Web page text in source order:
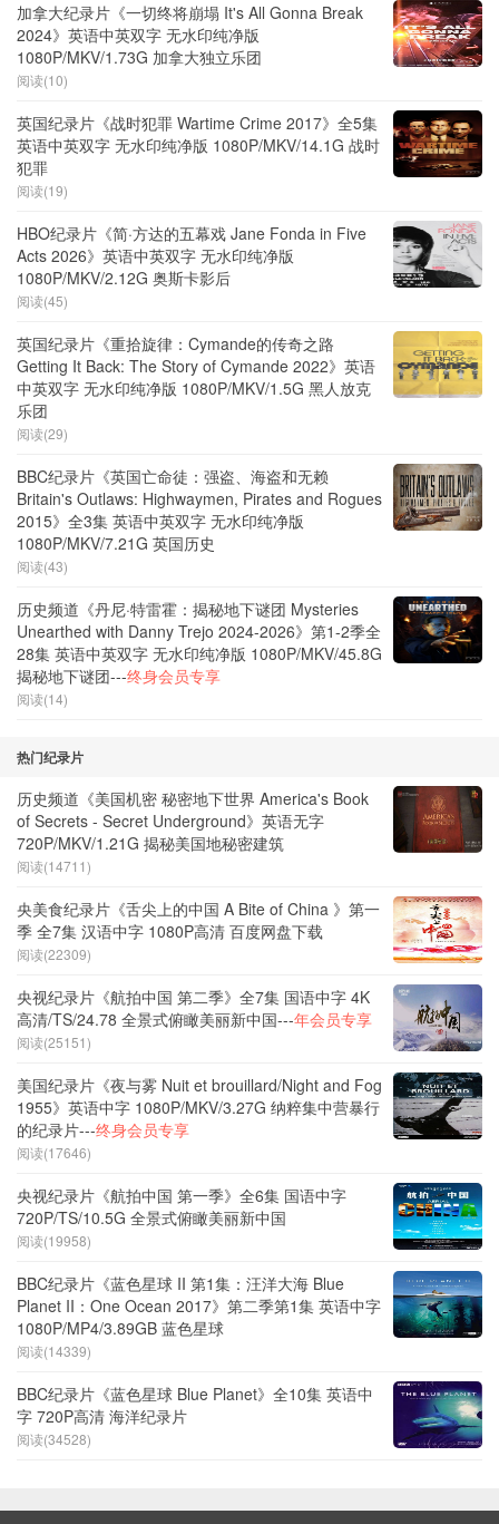
加拿大纪录片《一切终将崩塌 It's All Gonna Break
2024》英语中英双字 无水印纯净版
1080P/MKV/1.73G 加拿大独立乐团
阅读(10)
英国纪录片《战时犯罪 Wartime Crime 2017》全5集
英语中英双字 无水印纯净版 1080P/MKV/14.1G 战时
犯罪
阅读(19)
HBO纪录片《简·方达的五幕戏 Jane Fonda in Five
Acts 2026》英语中英双字 无水印纯净版
1080P/MKV/2.12G 奥斯卡影后
阅读(45)
英国纪录片《重拾旋律：Cymande的传奇之路
Getting It Back: The Story of Cymande 2022》英语
中英双字 无水印纯净版 1080P/MKV/1.5G 黑人放克
乐团
阅读(29)
BBC纪录片《英国亡命徒：强盗、海盗和无赖
Britain's Outlaws: Highwaymen, Pirates and Rogues
2015》全3集 英语中英双字 无水印纯净版
1080P/MKV/7.21G 英国历史
阅读(43)
历史频道《丹尼·特雷霍：揭秘地下谜团 Mysteries
Unearthed with Danny Trejo 2024-2026》第1-2季全
28集 英语中英双字 无水印纯净版 1080P/MKV/45.8G
揭秘地下谜团---终身会员专享
阅读(14)
热门纪录片
历史频道《美国机密 秘密地下世界 America's Book
of Secrets - Secret Underground》英语无字
720P/MKV/1.21G 揭秘美国地秘密建筑
阅读(14711)
央美食纪录片《舌尖上的中国 A Bite of China 》第一
季 全7集 汉语中字 1080P高清 百度网盘下载
阅读(22309)
央视纪录片《航拍中国 第二季》全7集 国语中字 4K
高清/TS/24.78 全景式俯瞰美丽新中国---年会员专享
阅读(25151)
美国纪录片《夜与雾 Nuit et brouillard/Night and Fog
1955》英语中字 1080P/MKV/3.27G 纳粹集中营暴行
的纪录片---终身会员专享
阅读(17646)
央视纪录片《航拍中国 第一季》全6集 国语中字
720P/TS/10.5G 全景式俯瞰美丽新中国
阅读(19958)
BBC纪录片《蓝色星球 II 第1集：汪洋大海 Blue
Planet II：One Ocean 2017》第二季第1集 英语中字
1080P/MP4/3.89GB 蓝色星球
阅读(14339)
BBC纪录片《蓝色星球 Blue Planet》全10集 英语中
字 720P高清 海洋纪录片
阅读(34528)